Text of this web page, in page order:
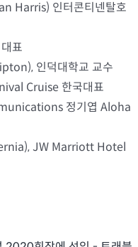
Harris) 인터콘티넨탈호
표
인덕대학교 교수
Cruise 한국대표
정기엽 Aloha
JW Marriott Hotel